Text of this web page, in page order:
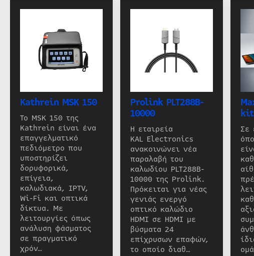
Kathrein MSK 150
Το MSK 150 της
Kathrein είναι ένα
επαγγελματικό
πεδιόμετρο που
υποστηρίζει
δορυφορικά,
επίγεια,
καλωδιακά, IPTV,
Wi-Fi και οπτικά
δίκτυα. Με
λειτουργίες όπως
ανάλυση φάσματος
σε πραγματικό
χρόν…
Prolink PLT288B-
10000
Η εταιρεία
KAL Electronics
ανακοινώνει νέα
παραλαβή του
καλωδίου PLT288B-
10000 της Prolink.
Πρόκειται για νέας
γενιάς ενεργό
οπτικό καλώδιο
HDMI σε HDMI με
βύσματα 24
επίχρυσων επαφών,
το οποίο διαθ…
kit
Σε